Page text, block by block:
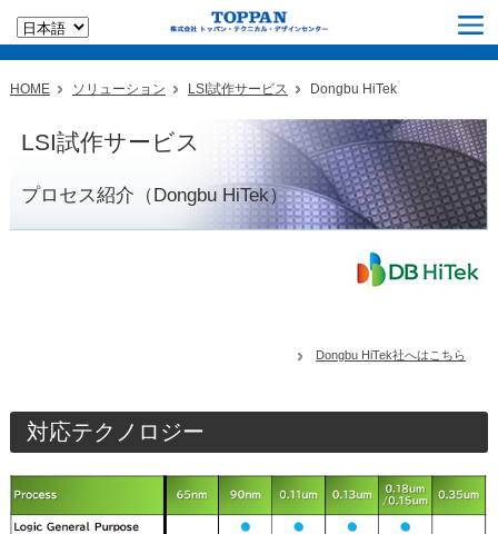
HOME ソリューション LSI試作サービス Dongbu HiTek
LSI試作サービス
プロセス紹介（Dongbu HiTek）
Dongbu HiTek社へはこちら
対応テクノロジー